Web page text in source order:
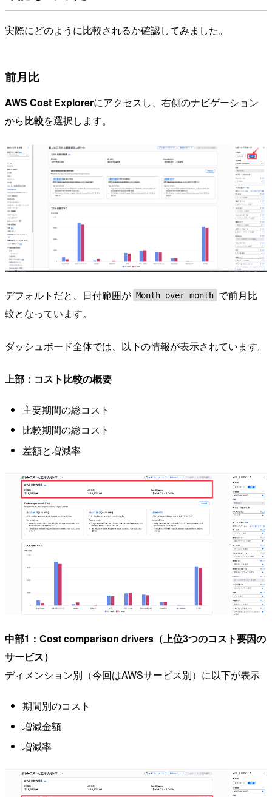
実際にどのように比較されるか確認してみました。
前月比
AWS Cost Explorerにアクセスし、右側のナビゲーション
から比較を選択します。
デフォルトだと、日付範囲が Month over month で前月比
較となっています。
ダッシュボード全体では、以下の情報が表示されています。
上部：コスト比較の概要
主要期間の総コスト
比較期間の総コスト
差額と増減率
中部1：Cost comparison drivers（上位3つのコスト要因の
サービス）
ディメンション別（今回はAWSサービス別）に以下が表示
期間別のコスト
増減金額
増減率